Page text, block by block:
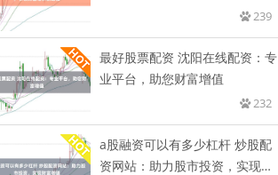
239
最好股票配资 沈阳在线配资：专
业平台，助您财富增值
232
a股融资可以有多少杠杆 炒股配
资网站：助力股市投资，实现财